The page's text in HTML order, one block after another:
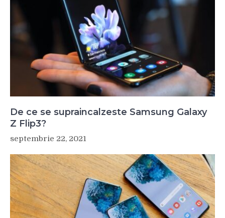
De ce se supraincalzeste Samsung Galaxy
Z Flip3?
septembrie 22, 2021